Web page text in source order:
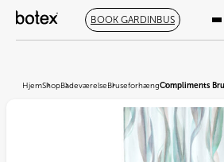
BOOK GARDINBUS
HjemShopBadeværelseBruseforhængCompliments